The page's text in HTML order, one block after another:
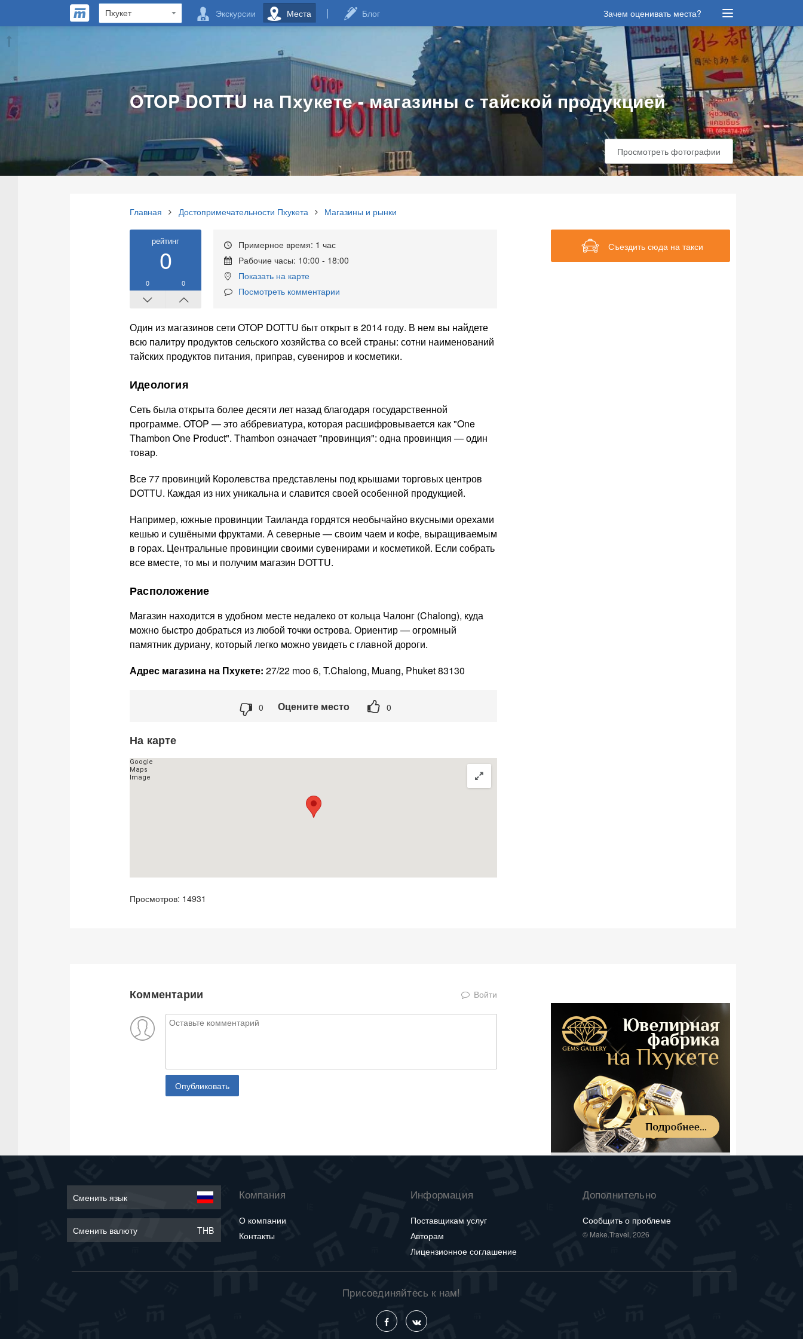
Зачем оценивать места?
Экскурсии Места Блог
OTOP DOTTU на Пхукете - магазины с тайской продукцией
Просмотреть фотографии
Главная Достопримечательности Пхукета Магазины и рынки
рейтинг
0
0 0
Примерное время: 1 час
Рабочие часы: 10:00 - 18:00
Показать на карте
Посмотреть комментарии
Один из магазинов сети OTOP DOTTU быт открыт в 2014 году. В нем вы найдете
всю палитру продуктов сельского хозяйства со всей страны: сотни наименований
тайских продуктов питания, приправ, сувениров и косметики.
Идеология
Сеть была открыта более десяти лет назад благодаря государственной
программе. OTOP — это аббревиатура, которая расшифровывается как "One
Thambon One Product". Thambon означает "провинция": одна провинция — один
товар.
Все 77 провинций Королевства представлены под крышами торговых центров
DOTTU. Каждая из них уникальна и славится своей особенной продукцией.
Например, южные провинции Таиланда гордятся необычайно вкусными орехами
кешью и сушёными фруктами. А северные — своим чаем и кофе, выращиваемым
в горах. Центральные провинции своими сувенирами и косметикой. Если собрать
все вместе, то мы и получим магазин DOTTU.
Расположение
Магазин находится в удобном месте недалеко от кольца Чалонг (Chalong), куда
можно быстро добраться из любой точки острова. Ориентир — огромный
памятник дуриану, который легко можно увидеть с главной дороги.
Адрес магазина на Пхукете: 27/22 moo 6, T.Chalong, Muang, Phuket 83130
0 Оцените место 0
На карте
Просмотров: 14931
Съездить сюда на такси
Комментарии Войти
Опубликовать
Сменить язык
Сменить валюту THB
Компания
О компании
Контакты
Информация
Поставщикам услуг
Авторам
Лицензионное соглашение
Дополнительно
Сообщить о проблеме
© Make.Travel, 2026
Присоединяйтесь к нам!